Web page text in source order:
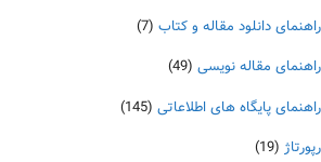
راهنمای دانلود مقاله و کتاب (7)
راهنمای مقاله نویسی (49)
راهنمای پایگاه های اطلاعاتی (145)
رپورتاژ (19)